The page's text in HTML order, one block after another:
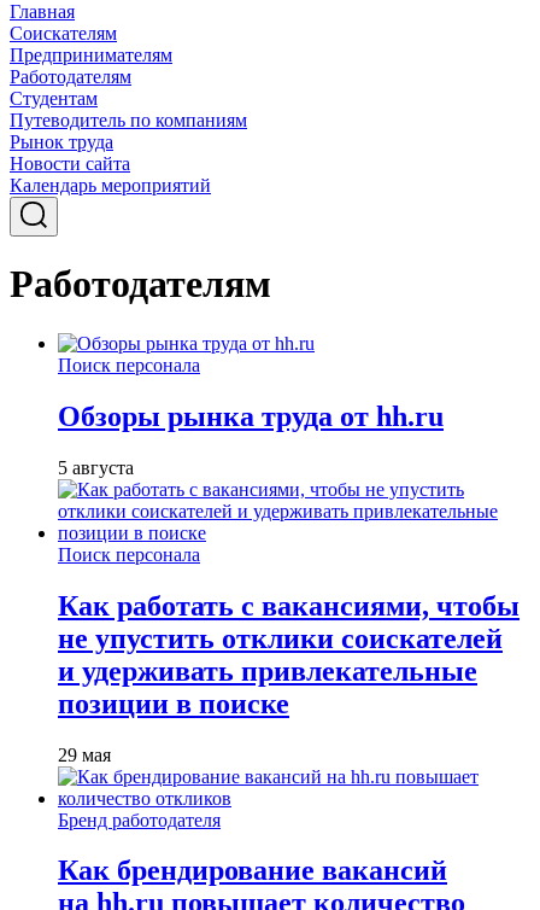
Главная
Соискателям
Предпринимателям
Работодателям
Студентам
Путеводитель по компаниям
Рынок труда
Новости сайта
Календарь мероприятий
Работодателям
Поиск персонала
Обзоры рынка труда от hh.ru
5 августа
Поиск персонала
Как работать с вакансиями, чтобы
не упустить отклики соискателей
и удерживать привлекательные
позиции в поиске
29 мая
Бренд работодателя
Как брендирование вакансий
на hh.ru повышает количество